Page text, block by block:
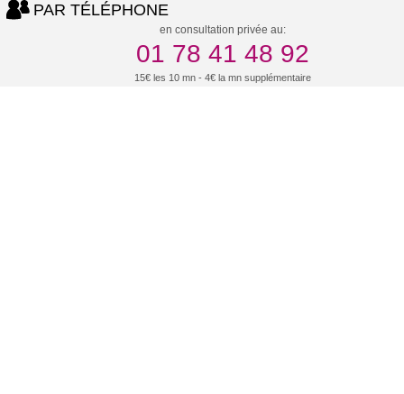
PAR TÉLÉPHONE
en consultation privée au:
01 78 41 48 92
15€ les 10 mn - 4€ la mn supplémentaire